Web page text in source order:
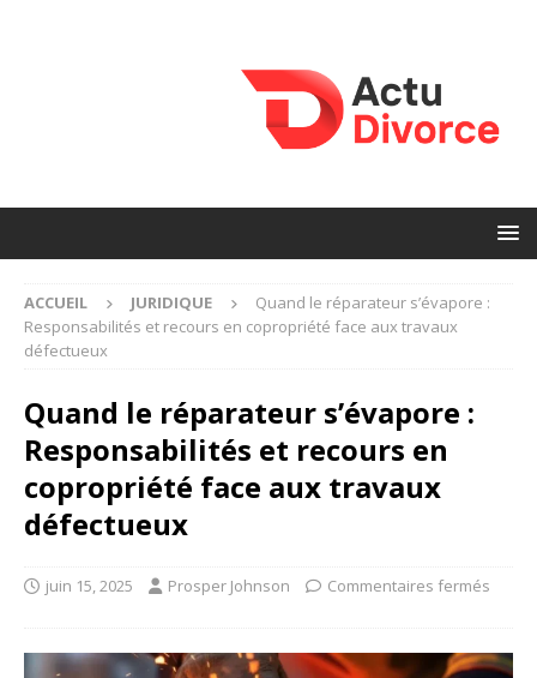
ACCUEIL JURIDIQUE
Quand le réparateur s’évapore :
Responsabilités et recours en copropriété face aux travaux
défectueux
Quand le réparateur s’évapore :
Responsabilités et recours en
copropriété face aux travaux
défectueux
juin 15, 2025 Prosper Johnson Commentaires fermés